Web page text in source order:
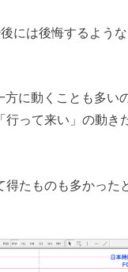
には後悔するよう
方に動くことも多い
行って来い」の動き
得たものも多かった